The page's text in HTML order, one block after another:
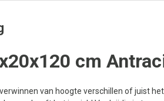
cm
van hoogte verschillen of juist